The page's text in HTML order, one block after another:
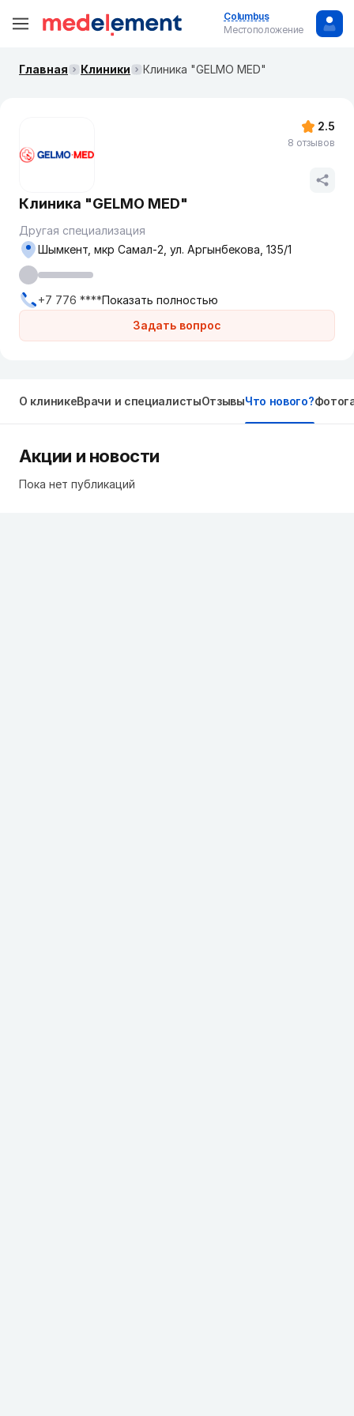
Columbus
Местоположение
Главная Клиники Клиника "GELMO MED"
Клиника "GELMO MED"
Другая специализация
Задать вопрос
Шымкент, мкр Самал-2, ул. Аргынбекова, 135/1
+7 776 ****Показать полностью
2.5
8 отзывов
О клиникеВрачи и специалистыОтзывыЧто нового?
Акции и новости
Пока нет публикаций